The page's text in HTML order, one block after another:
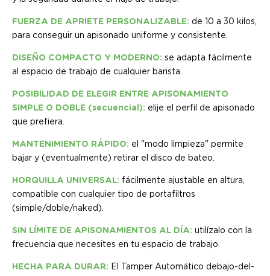
FUERZA DE APRIETE PERSONALIZABLE: de 10 a 30 kilos,
para conseguir un apisonado uniforme y consistente.
DISEÑO COMPACTO Y MODERNO: se adapta fácilmente
al espacio de trabajo de cualquier barista.
POSIBILIDAD DE ELEGIR ENTRE APISONAMIENTO
SIMPLE O DOBLE (secuencial): elije el perfil de apisonado
que prefiera.
MANTENIMIENTO RÁPIDO: el "modo limpieza" permite
bajar y (eventualmente) retirar el disco de bateo.
HORQUILLA UNIVERSAL: fácilmente ajustable en altura,
compatible con cualquier tipo de portafiltros
(simple/doble/naked).
SIN LÍMITE DE APISONAMIENTOS AL DÍA: utilízalo con la
frecuencia que necesites en tu espacio de trabajo.
HECHA PARA DURAR: El Tamper Automático debajo-del-